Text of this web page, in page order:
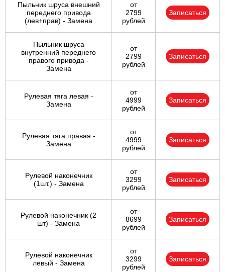
Пыльник шруса внешний
переднего привода
(лев+прав) - Замена
от
2799
рублей
Записаться
Пыльник шруса
внутренний переднего
правого привода -
Замена
от
2799
рублей
Записаться
Рулевая тяга левая -
Замена
от
4999
рублей
Записаться
Рулевая тяга правая -
Замена
от
4999
рублей
Записаться
Рулевой наконечник
(1шт.) - Замена
от
3299
рублей
Записаться
Рулевой наконечник (2
шт) - Замена
от
8699
рублей
Записаться
Рулевой наконечник
левый - Замена
от
3299
рублей
Записаться